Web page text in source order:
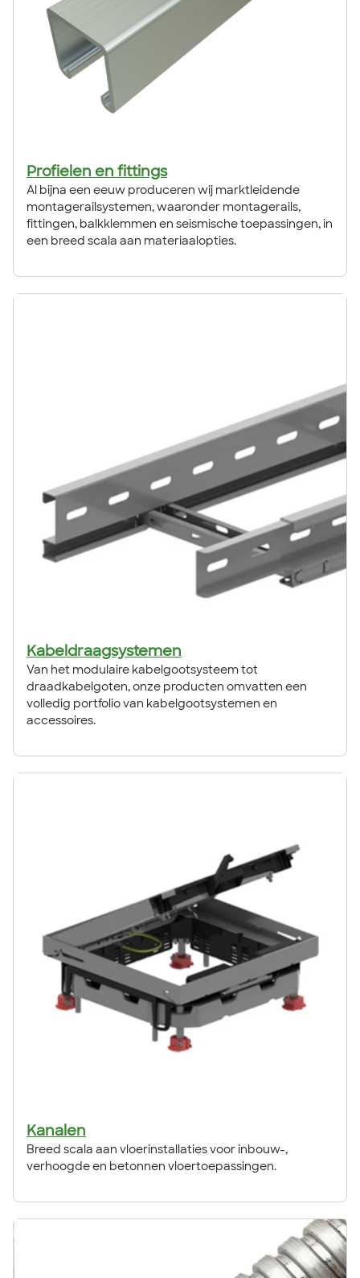
Profielen en fittings
Al bijna een eeuw produceren wij marktleidende
montagerailsystemen, waaronder montagerails,
fittingen, balkklemmen en seismische toepassingen, in
een breed scala aan materiaalopties.
Kabeldraagsystemen
Van het modulaire kabelgootsysteem tot
draadkabelgoten, onze producten omvatten een
volledig portfolio van kabelgootsystemen en
accessoires.
Kanalen
Breed scala aan vloerinstallaties voor inbouw-,
verhoogde en betonnen vloertoepassingen.